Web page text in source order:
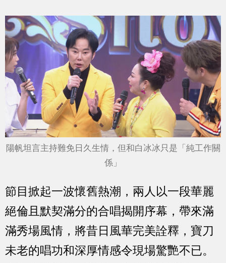
陽帆坦言主持難免日久生情，但和白冰冰只是「純工作關
係」
節目掀起一波懷舊熱潮，兩人以一段華麗
絕倫且默契滿分的合唱揭開序幕，帶來滿
滿秀場風情，將昔日風華完美詮釋，寶刀
未老的唱功和深厚情感令現場驚艷不已。